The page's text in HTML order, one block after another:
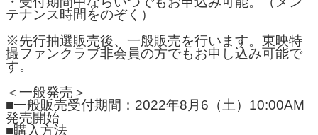
テナンス時間をのぞく）
※先行抽選販売後、一般販売を行います。東映特
撮ファンクラブ非会員の方でもお申し込み可能で
す。
＜一般発売＞
■一般販売受付期間：2022年8月6（土）10:00AM
発売開始
■購入方法